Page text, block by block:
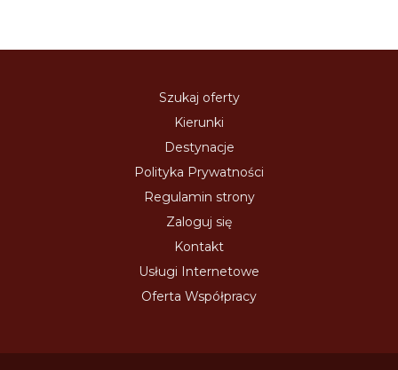
Szukaj oferty
Kierunki
Destynacje
Polityka Prywatności
Regulamin strony
Zaloguj się
Kontakt
Usługi Internetowe
Oferta Współpracy